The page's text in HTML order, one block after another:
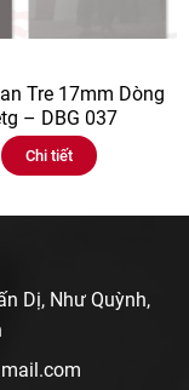
Tre 17mm Dòng
– DBG 037
Chi tiết
Dị, Như Quỳnh,